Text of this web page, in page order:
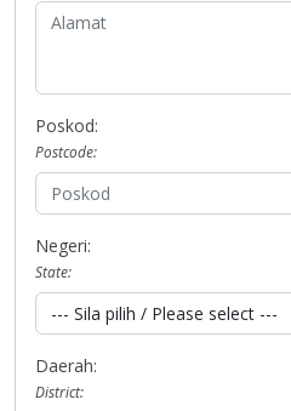
Poskod:
Postcode:
Negeri:
State:
Daerah:
District: